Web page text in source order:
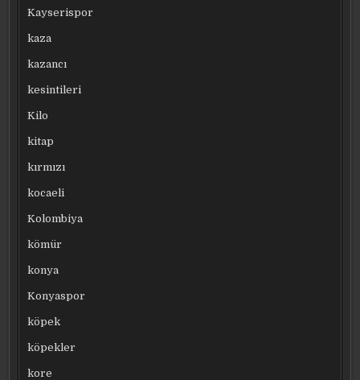
Kayserispor
kaza
kazancı
kesintileri
Kilo
kitap
kırmızı
kocaeli
Kolombiya
kömür
konya
Konyaspor
köpek
köpekler
kore